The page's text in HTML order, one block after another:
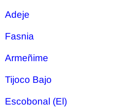
Adeje
Fasnia
Armeñime
Tijoco Bajo
Escobonal (El)